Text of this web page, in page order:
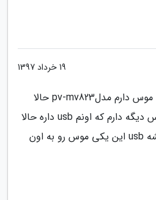
19 خرداد 1397
سلام ببخشید میگم من ی موس دارم مدلpv-mv823 حالا
این usbگم شده اما ی موس دیگه دارم که اونم usb داره حالا
میخوام بدونم چجوری میشه usb این یکی موس رو به اون